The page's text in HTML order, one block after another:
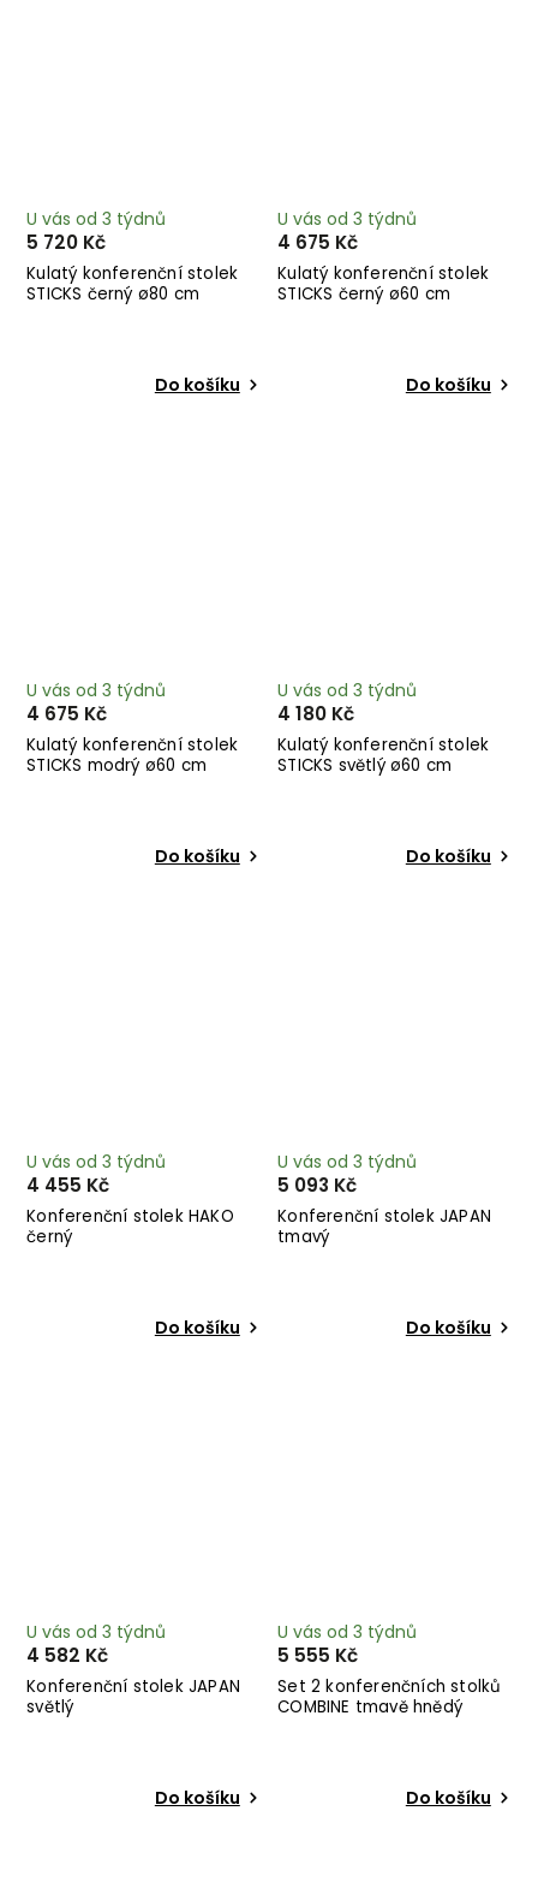
Kulatý konferenční stolek
STICKS černý ø80 cm
U vás od 3 týdnů
5 720 Kč
Do košíku
Kulatý konferenční stolek
STICKS černý ø60 cm
U vás od 3 týdnů
4 675 Kč
Do košíku
Kulatý konferenční stolek
STICKS modrý ø60 cm
U vás od 3 týdnů
4 675 Kč
Do košíku
Kulatý konferenční stolek
STICKS světlý ø60 cm
U vás od 3 týdnů
4 180 Kč
Do košíku
Konferenční stolek HAKO
černý
U vás od 3 týdnů
4 455 Kč
Do košíku
Konferenční stolek JAPAN
tmavý
U vás od 3 týdnů
5 093 Kč
Do košíku
Konferenční stolek JAPAN
světlý
U vás od 3 týdnů
4 582 Kč
Do košíku
Set 2 konferenčních stolků
COMBINE tmavě hnědý
U vás od 3 týdnů
5 555 Kč
Do košíku